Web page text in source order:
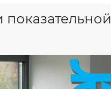
показательной